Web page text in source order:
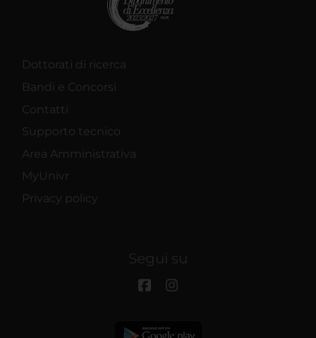
Dottorati di ricerca
Bandi e Concorsi
Contatti
Supporto tecnico
Area Amministrativa
MyUnivr
Privacy policy
Segui su